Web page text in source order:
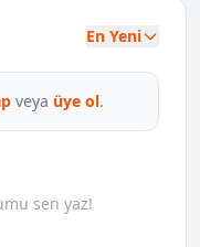
En Yeni
veya üye ol.
sen yaz!